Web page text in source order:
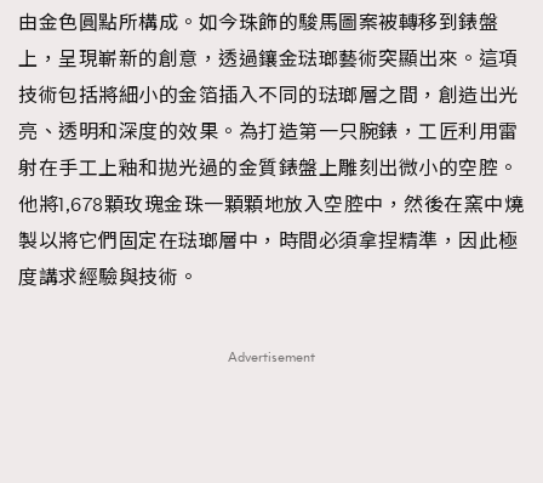
由金色圓點所構成。如今珠飾的駿馬圖案被轉移到錶盤
上，呈現嶄新的創意，透過鑲金琺瑯藝術突顯出來。這項
技術包括將細小的金箔插入不同的琺瑯層之間，創造出光
亮、透明和深度的效果。為打造第一只腕錶，工匠利用雷
射在手工上釉和拋光過的金質錶盤上雕刻出微小的空腔。
他將1,678顆玫瑰金珠一顆顆地放入空腔中，然後在窯中燒
製以將它們固定在琺瑯層中，時間必須拿捏精準，因此極
度講求經驗與技術。
Advertisement